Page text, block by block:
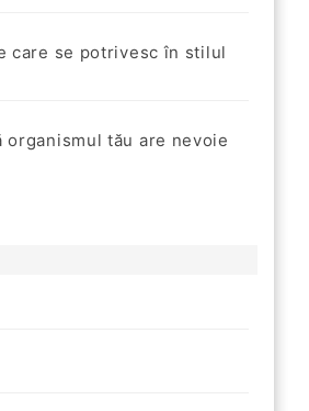
care se potrivesc în stilul
organismul tău are nevoie